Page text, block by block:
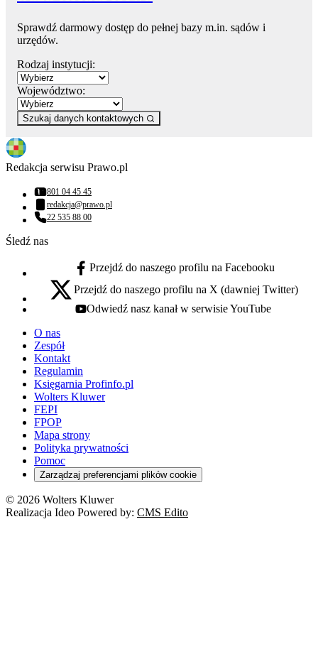
Sprawdź darmowy dostęp do pełnej bazy m.in. sądów i
urzędów.
Rodzaj instytucji:
Województwo:
Szukaj danych kontaktowych
Redakcja serwisu Prawo.pl
Numer telefonu:
801 04 45 45
Adres email:
redakcja@prawo.pl
Numer telefonu:
22 535 88 00
Śledź nas
facebook - otwiera się w nowej karcie
Przejdź do naszego profilu na Facebooku
x - otwiera się w nowej karcie
Przejdź do naszego profilu na X (dawniej Twitter)
youtube - otwiera się w nowej karcie
Odwiedź nasz kanał w serwisie YouTube
O nas
Zespół
Kontakt
Regulamin
Księgarnia Profinfo.pl
Wolters Kluwer
FEPI
FPOP
Mapa strony
Polityka prywatności
Pomoc
Zarządzaj preferencjami plików cookie
© 2026 Wolters Kluwer
Realizacja Ideo Powered by: CMS Edito